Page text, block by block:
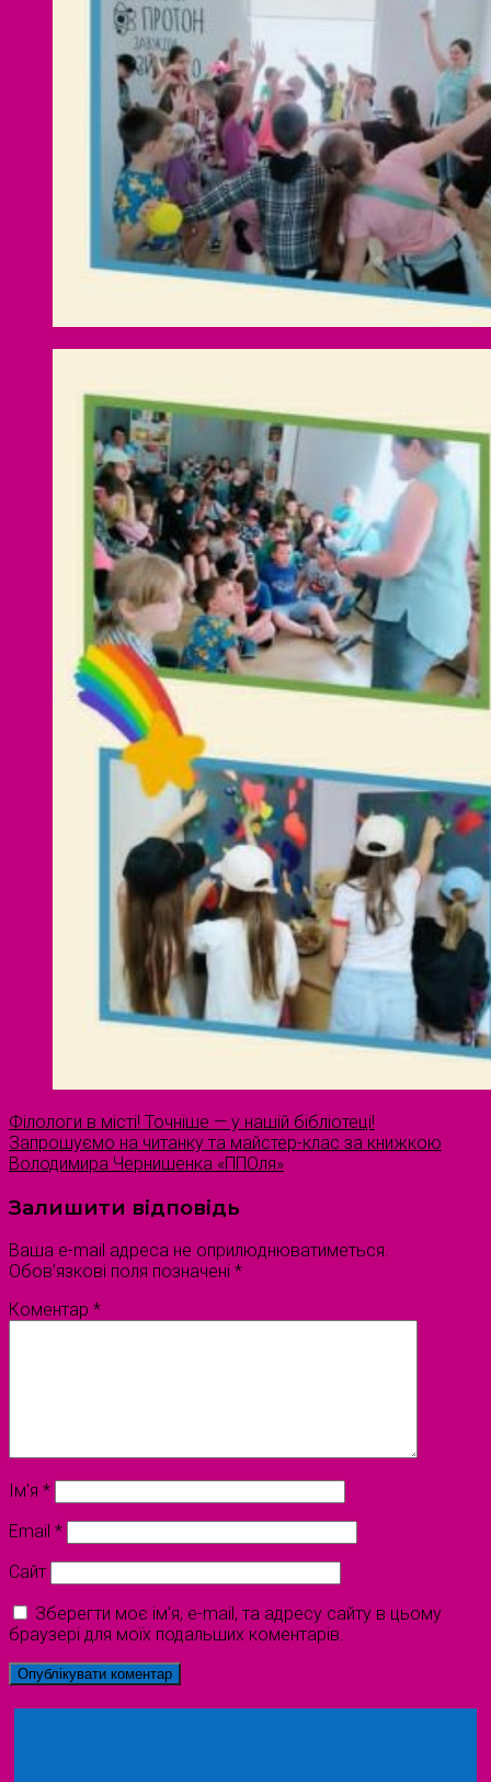
Філологи в місті! Точніше — у нашій бібліотеці!
Запрошуємо на читанку та майстер-клас за книжкою
Володимира Чернишенка «ППОля»
Залишити відповідь
Ваша e-mail адреса не оприлюднюватиметься.
Обов’язкові поля позначені *
Коментар *
Ім'я *
Email *
Сайт
Зберегти моє ім'я, e-mail, та адресу сайту в цьому
браузері для моїх подальших коментарів.